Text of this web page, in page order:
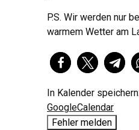
P.S. Wir werden nur
warmem Wetter am
In Kalender speichern:
GoogleCalendar
Fehler melden